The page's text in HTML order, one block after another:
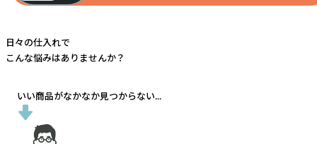
日々の仕入れで
こんな悩みはありませんか？
いい商品がなかなか見つからない...